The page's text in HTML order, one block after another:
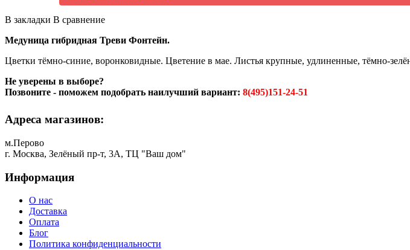
В закладки В сравнение
Медуница гибридная Треви Фонтейн.
Цветки тёмно-синие, воронковидные. Цветение в мае. Листья крупные, удлиненные, тёмно-
Не уверены в выборе?
Позвоните - поможем подобрать наилучший вариант: 8(495)151-24-51
Адреса магазинов:
м.Перово
г. Москва, Зелёный пр-т, 3А, ТЦ "Ваш дом"
Информация
О нас
Доставка
Оплата
Блог
Политика конфиденциальности